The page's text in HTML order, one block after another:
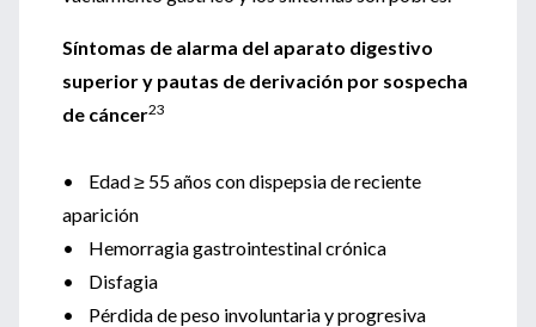
Síntomas de alarma del aparato digestivo
superior y pautas de derivación por sospecha
de cáncer23
• Edad ≥ 55 años con dispepsia de reciente
aparición
• Hemorragia gastrointestinal crónica
• Disfagia
• Pérdida de peso involuntaria y progresiva